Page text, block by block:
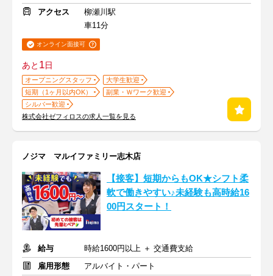
アクセス
柳瀬川駅
車11分
オンライン面接可
あと 1日
オープニングスタッフ
大学生歓迎
短期（1ヶ月以内OK）
副業・Ｗワーク歓迎
シルバー歓迎
株式会社ゼフィロスの求人一覧を見る
ノジマ マルイファミリー志木店
【接客】短期からもOK★シフト柔
軟で働きやすい♪未経験も高時給16
00円スタート！
給与
時給1600円以上 ＋ 交通費支給
雇用形態
アルバイト・パート